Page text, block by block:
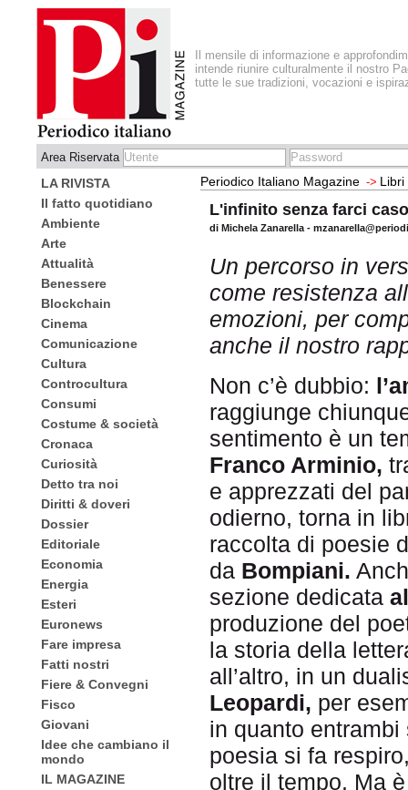
Il mensile di informazione e
intende riunire culturalmente il nostro
tutte le sue tradizioni, vocazioni e
Area Riservata
LA RIVISTA
Il fatto quotidiano
Ambiente
Arte
Attualità
Benessere
Blockchain
Cinema
Comunicazione
Cultura
Controcultura
Consumi
Costume & società
Cronaca
Curiosità
Detto tra noi
Diritti & doveri
Dossier
Editoriale
Economia
Energia
Esteri
Euronews
Fare impresa
Fatti nostri
Fiere & Convegni
Fisco
Giovani
Idee che cambiano il
mondo
IL MAGAZINE
Periodico Italiano Magazine -> Libri
L'infinito senza farci caso
di Michela Zanarella -
Un percorso in
come resistenza
emozioni, per
anche il nostro
Non c’è dubbio:
raggiunge
sentimento è un
Franco Arminio,
e apprezzati del
odierno, torna in
raccolta di poesie
da Bompiani.
sezione dedicata
produzione del
la storia della
all’altro, in un
Leopardi, per
in quanto
poesia si fa
oltre il tempo. Ma